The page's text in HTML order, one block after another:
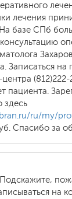
лечения
На базе СПб
Записаться
(812)222-
пациента.
здесь
ru/my/
Спасибо за
на